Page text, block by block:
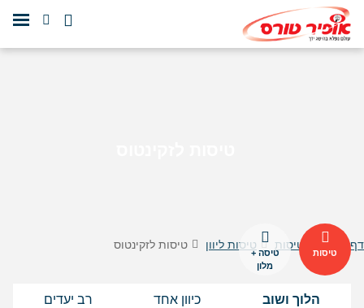
דף הבית טיסות טיסות ליוון טיסות לזקינטוס
טיסות
טיסה +
מלון
הלוך ושוב כיוון אחד רב יעדים